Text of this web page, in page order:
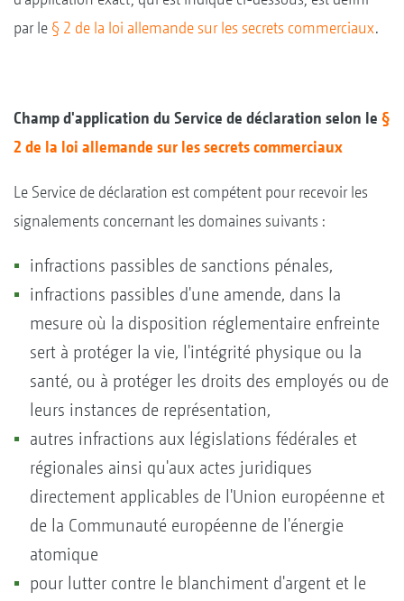
par le § 2 de la loi allemande sur les secrets commerciaux.
Champ d'application du Service de déclaration selon le §
2 de la loi allemande sur les secrets commerciaux
Le Service de déclaration est compétent pour recevoir les
signalements concernant les domaines suivants :
infractions passibles de sanctions pénales,
infractions passibles d'une amende, dans la
mesure où la disposition réglementaire enfreinte
sert à protéger la vie, l'intégrité physique ou la
santé, ou à protéger les droits des employés ou de
leurs instances de représentation,
autres infractions aux législations fédérales et
régionales ainsi qu'aux actes juridiques
directement applicables de l'Union européenne et
de la Communauté européenne de l'énergie
atomique
pour lutter contre le blanchiment d'argent et le